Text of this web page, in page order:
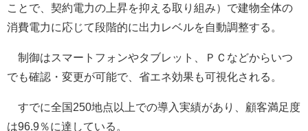
ことで、契約電力の上昇を抑える取り組み）で建物全体の
消費電力に応じて段階的に出力レベルを自動調整する。
制御はスマートフォンやタブレット、ＰＣなどからいつ
でも確認・変更が可能で、省エネ効果も可視化される。
すでに全国250地点以上での導入実績があり、顧客満足度
は96.9％に達している。